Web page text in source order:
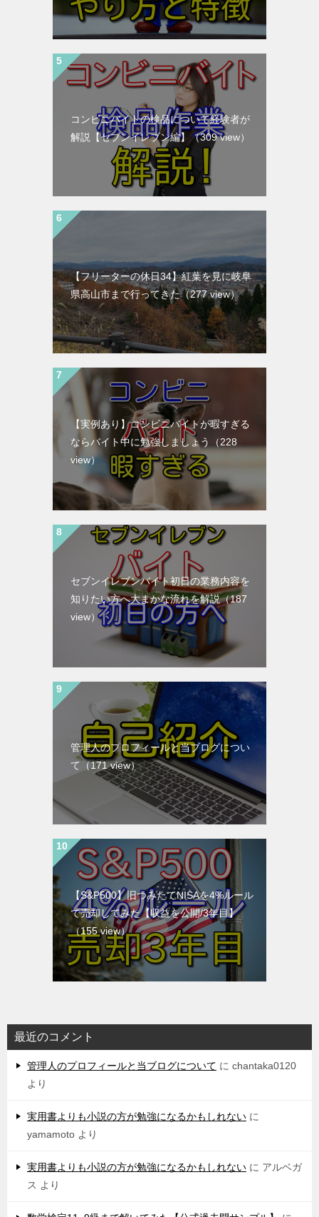
コンビニバイトの検品について経験者が
解説【セブンイレブン編】
（309 view）
【フリーターの休日34】紅葉を見に岐阜
県高山市まで行ってきた（277 view）
【実例あり】コンビニバイトが暇すぎる
ならバイト中に勉強しましょう
（228
view）
セブンイレブンバイト初日の業務内容を
知りたい方へ大まかな流れを解説（187
view）
管理人のプロフィールと当ブログについ
て
（171 view）
【S&P500】旧つみたてNISAを4%ルール
で売却してみた【収益を公開/3年目】
（155 view）
最近のコメント
管理人のプロフィールと当ブログについて に chantaka0120
より
実用書よりも小説の方が勉強になるかもしれない に
yamamoto より
実用書よりも小説の方が勉強になるかもしれない に アルベガ
ス より